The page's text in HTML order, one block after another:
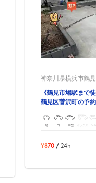
神奈川県横浜市鶴
《鶴見市場駅まで
鶴見区菅沢町の予
軽 コ 中型 ボックス
¥870 / 24h